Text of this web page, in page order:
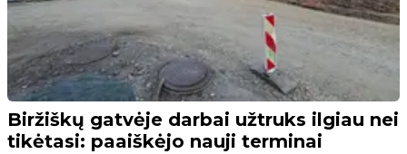
Biržiškų gatvėje darbai užtruks ilgiau nei
tikėtasi: paaiškėjo nauji terminai